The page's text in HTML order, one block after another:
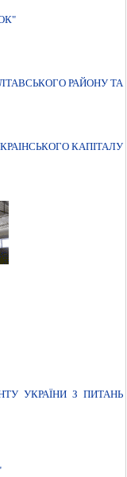
РАЙОНУ ТА
КАПIТАЛУ
УКРАЇНИ З ПИТАНЬ